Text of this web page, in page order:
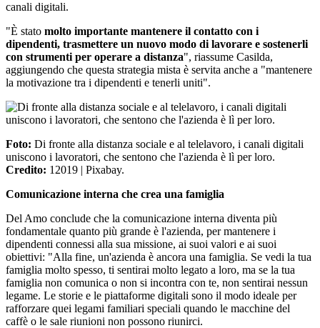
canali digitali.
"È stato molto importante mantenere il contatto con i
dipendenti, trasmettere un nuovo modo di lavorare e sostenerli
con strumenti per operare a distanza", riassume Casilda,
aggiungendo che questa strategia mista è servita anche a "mantenere
la motivazione tra i dipendenti e tenerli uniti".
Foto: Di fronte alla distanza sociale e al telelavoro, i canali digitali
uniscono i lavoratori, che sentono che l'azienda è lì per loro.
Credito: 12019 | Pixabay.
Comunicazione interna che crea una famiglia
Del Amo conclude che la comunicazione interna diventa più
fondamentale quanto più grande è l'azienda, per mantenere i
dipendenti connessi alla sua missione, ai suoi valori e ai suoi
obiettivi: "Alla fine, un'azienda è ancora una famiglia. Se vedi la tua
famiglia molto spesso, ti sentirai molto legato a loro, ma se la tua
famiglia non comunica o non si incontra con te, non sentirai nessun
legame. Le storie e le piattaforme digitali sono il modo ideale per
rafforzare quei legami familiari speciali quando le macchine del
caffè o le sale riunioni non possono riunirci.